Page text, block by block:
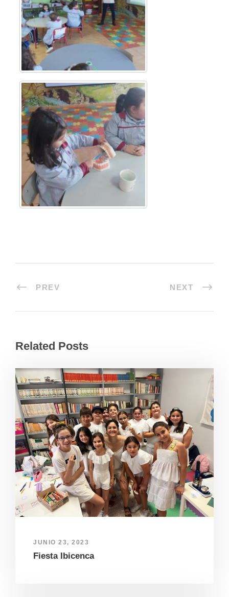
PREV NEXT
Related Posts
JUNIO 23, 2023
Fiesta Ibicenca